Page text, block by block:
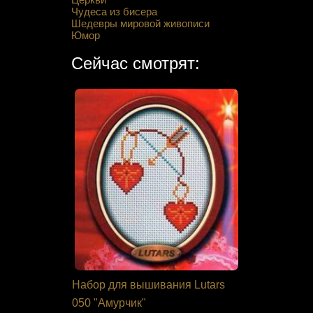
Чудеса из бисера
Шедевры мировой живописи
Юмор
Сейчас смотрят:
Набор для вышивания Lutars
050 "Амурчик"